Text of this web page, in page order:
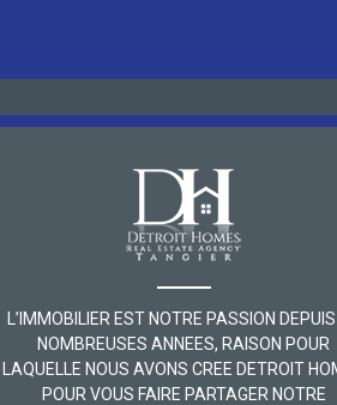
L’IMMOBILIER EST NOTRE PASSION DEPUIS
NOMBREUSES ANNEES, RAISON POUR
LAQUELLE NOUS AVONS CREE DETROIT
POUR VOUS FAIRE PARTAGER NOTRE